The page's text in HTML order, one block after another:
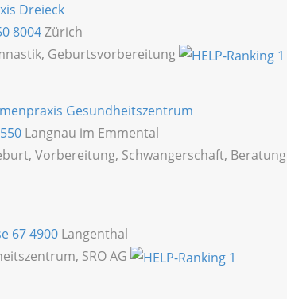
Dreieck
8004Zürich
Geburtsvorbereitung
Gesundheitszentrum
Langnau im Emmental
Vorbereitung, Schwangerschaft, Beratung
674900 Langenthal
SRO AG